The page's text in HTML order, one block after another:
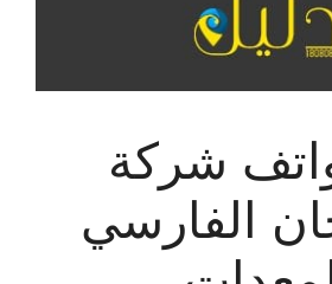
شركة
الفارسي